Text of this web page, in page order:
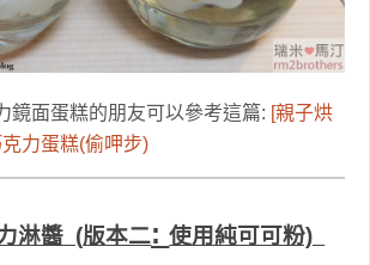
鏡面蛋糕的朋友可以參考這篇: [親子烘
力蛋糕(偷呷步)
淋醬 (版本二:使用純可可粉)